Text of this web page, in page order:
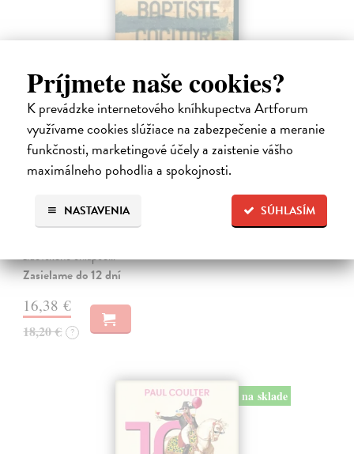
Príjmete naše cookies?
K prevádzke internetového kníhkupectva Artforum
využívame cookies slúžiace na zabezpečenie a meranie
funkčnosti, marketingové účely a zaistenie vášho
maximálneho pohodlia a spokojnosti.
SÚHLASÍM
NASTAVENIA
Chlapec kometa
Neuvěřitelný příběh mladičkého „básníka z Terezína“ Hanuše
Hachenburga (1929–1944). Baptiste Cogitore jemně, s velkou
židovského chlapce…
Zasielame do 12 dní
16,38 €
18,20 € ?
na sklade